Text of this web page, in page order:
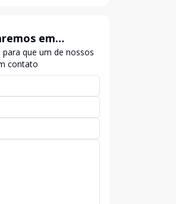
em
que um de nossos
contato